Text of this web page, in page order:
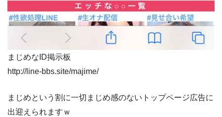
まじめなID掲示板
http://line-bbs.site/majime/
まじめという割に一切まじめ感のないトップページ広告に
出迎えられますｗ